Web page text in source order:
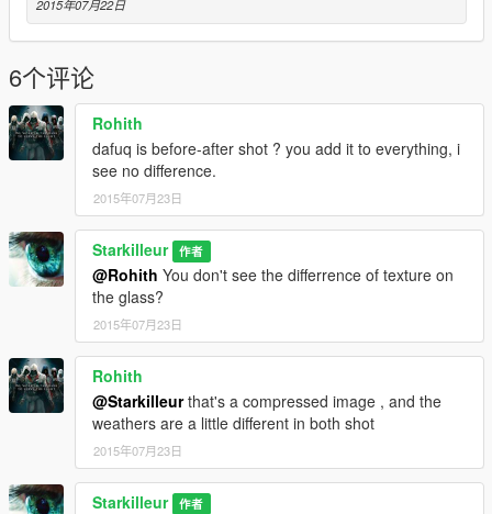
2015年07月22日
6个评论
Rohith
dafuq is before-after shot ? you add it to everything, i
see no difference.
2015年07月23日
Starkilleur 作者
@Rohith You don't see the differrence of texture on
the glass?
2015年07月23日
Rohith
@Starkilleurthat's a compressed image , and the
weathers are a little different in both shot
2015年07月23日
Starkilleur 作者